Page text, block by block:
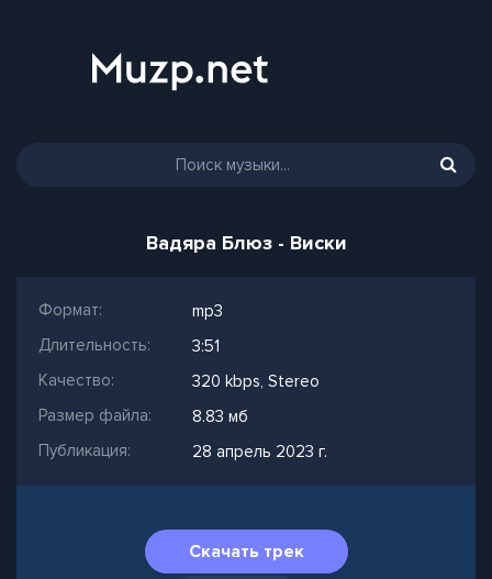
Вадяра Блюз - Виски
Формат:
mp3
Длительность:
3:51
Качество:
320 kbps, Stereo
Размер файла:
8.83 мб
Публикация:
28 апрель 2023 г.
Скачать трек